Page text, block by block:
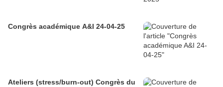
Congrès académique A&I 24-04-25
Ateliers (stress/burn-out) Congrès du